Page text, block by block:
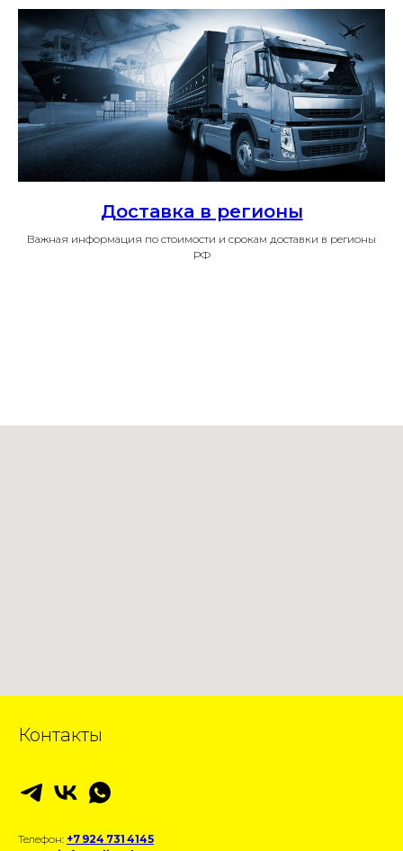
Доставка в регионы
Важная информация по стоимости и срокам доставки в регионы
РФ
Контакты
Телефон: +7 924 731 4145